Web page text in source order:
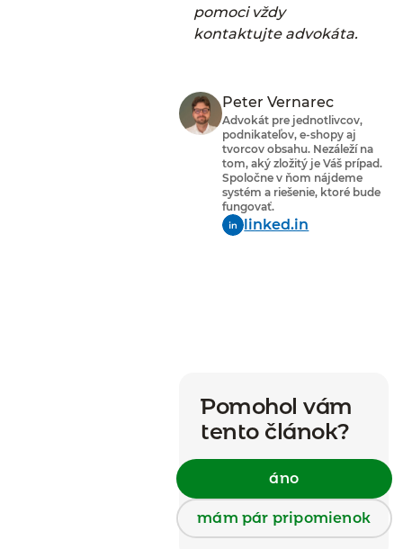
pomoci vždy
kontaktujte advokáta.
Peter Vernarec
Advokát pre jednotlivcov,
podnikateľov, e-shopy aj
tvorcov obsahu. Nezáleží na
tom, aký zložitý je Váš prípad.
Spoločne v ňom nájdeme
systém a riešenie, ktoré bude
fungovať.
linked.in
Pomohol vám
tento článok?
áno
mám pár pripomienok